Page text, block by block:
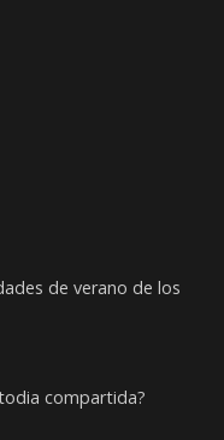
de verano de los
compartida?